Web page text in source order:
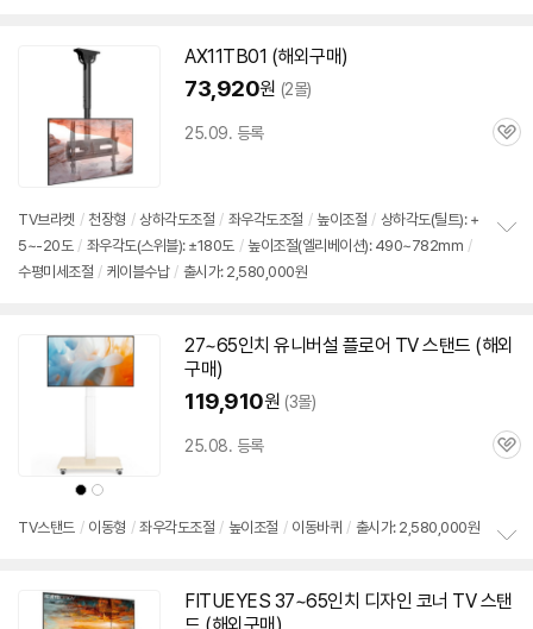
AX11TB01 (해외 구매)
73,920원 (2몰)
25.09. 등록
관
TV브라켓 / 천장형 / 상하각도조절 / 좌우각도조절 / 높이조절 / 상하각도(틸트): +
5~-20도 / 좌우각도(스위블): ±180도 / 높이조절(엘리베이션): 490~782mm /
수평미세조절 / 케이블수납 / 출시가: 2,580,000원
기
상
품
상
상
품
색
상
27~65인치 유니버설 플로어 TV 스탠드 (해외
구매)
119,910원 (3몰)
25.08. 등록
관
TV스탠드 / 이동형 / 좌우각도조절 / 높이조절 / 이동바퀴 / 출시가: 2,580,000원
펼
FITUEYES 37~65인치 디자인 코너 TV 스탠